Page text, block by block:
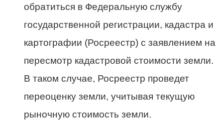
обратиться в Федеральную службу
государственной регистрации, кадастра и
картографии (Росреестр) с заявлением на
пересмотр кадастровой стоимости земли.
В таком случае, Росреестр проведет
переоценку земли, учитывая текущую
рыночную стоимость земли.